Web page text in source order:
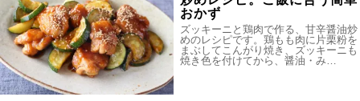
おかず
ズッキーニと鶏肉で作る、甘辛醤油炒
めのレシピです。鶏もも肉に片栗粉を
まぶしてこんがり焼き、ズッキーニも
焼き色を付けてから、醤油・み…